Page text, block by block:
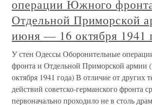
операции Южного
Отдельной Приморской
июня — 16 октября 1941
У стен Одессы Оборонительные
фронта и Отдельной Приморской
октября 1941 года) В отличие от других
действий советско-германского фронта
первоначально проходило не в столь